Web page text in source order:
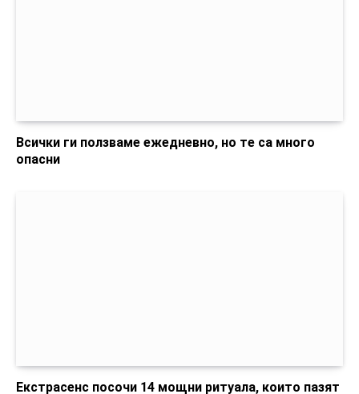
Всички ги ползваме ежедневно, но те са много
опасни
Екстрасенс посочи 14 мощни ритуала, които пазят